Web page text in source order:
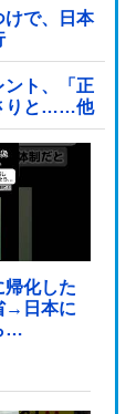
けで、日本
ント、「正
りと……他
帰化した
→日本に
…